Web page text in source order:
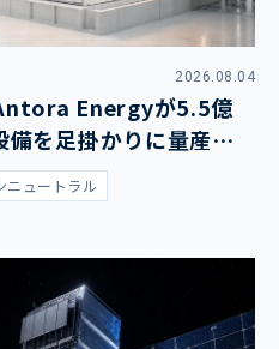
2026.08.04
Energyが5.5億
を足掛かりに量産拡
ニュートラル